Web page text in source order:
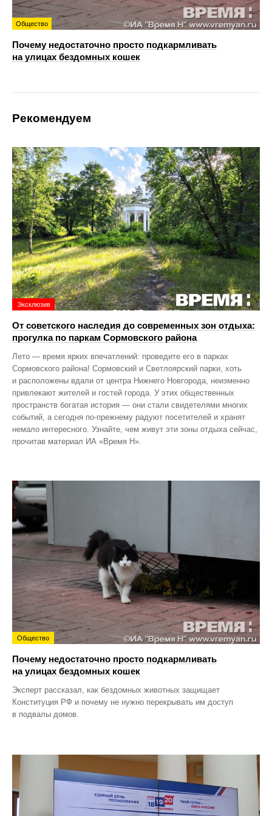
Общество
Почему недостаточно просто подкармливать
на улицах бездомных кошек
Рекомендуем
Эксклюзив
От советского наследия до современных зон отдыха:
прогулка по паркам Сормовского района
Лето — время ярких впечатлений: проведите его в парках
Сормовского района! Сормовский и Светлоярский парки, хоть
и расположены вдали от центра Нижнего Новгорода, неизменно
привлекают жителей и гостей города. У этих общественных
пространств богатая история — они стали свидетелями многих
событий, а сегодня по‑прежнему радуют посетителей и хранят
немало интересного. Узнайте, чем живут эти зоны отдыха сейчас,
прочитав материал ИА «Время Н».
Общество
Почему недостаточно просто подкармливать
на улицах бездомных кошек
Эксперт рассказал, как бездомных животных защищает
Конституция РФ и почему не нужно перекрывать им доступ
в подвалы домов.